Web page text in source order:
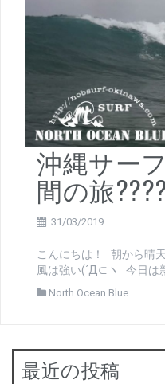
沖縄サー
間の旅
31/03/2019
こんにちは！ 朝から晴
風は強い(´Д⊂ヽ 今日は
North Ocean Blue
最近の投稿